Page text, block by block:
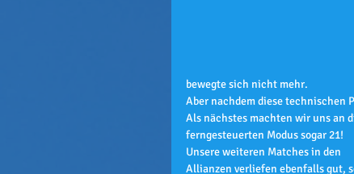
bewegte sich nicht mehr.
Aber nachdem diese technischen
Als nächstes machten wir uns an
ferngesteuerten Modus sogar 21!
Unsere weiteren Matches in den
Allianzen verliefen ebenfalls gut,